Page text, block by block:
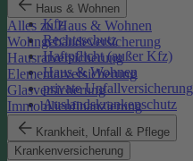
Haus & Wohnen
Alles zu Haus & Wohnen
Wohngebäudeversicherung
Hausratversicherung
Elementarversicherung
Glasversicherung
Immobilienfinanzierung
Krankheit, Unfall & Pflege
Krankenversicherung
Kfz
Rechtsschutz
Haftpflicht (außer Kfz)
Haus & Wohnen
private Unfallversicherung
Auslandskrankenschutz
Reiserücktritt
Reisegepäck